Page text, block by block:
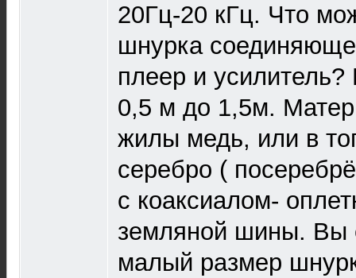
20Гц-20 кГц. Что
шнурка
плеер и
0,5 м до 1,5м.
жилы медь, или в
серебро (
с коаксиалом-
земляной шины. Вы
малый размер